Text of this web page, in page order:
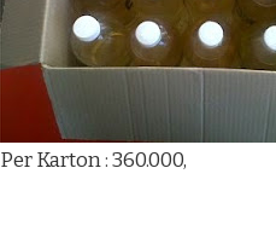
Per Karton : 360.000,